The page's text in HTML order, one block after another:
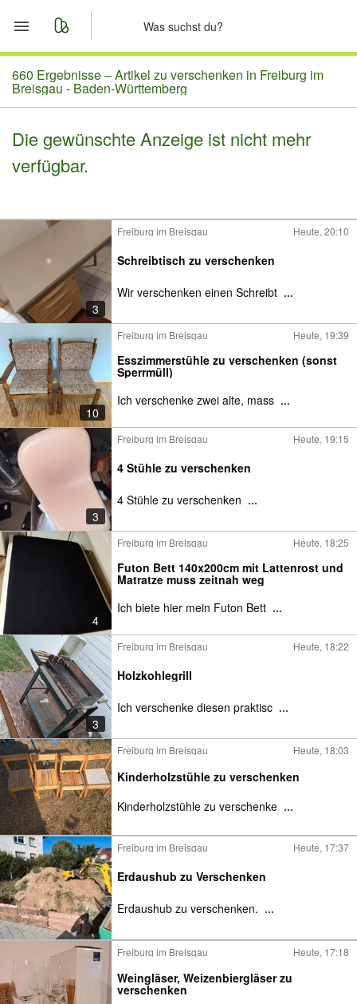
Start
Merkliste
Nachrichten
660 Ergebnisse –Artikel zu verschenken in Freiburg im
Breisgau - Baden-Württemberg
Die gewünschte Anzeige ist nicht mehr
verfügbar.
3
Freiburg im Breisgau Heute, 20:10
Schreibtisch zu verschenken
Wir verschenken einen Schreibt ...
10
Freiburg im Breisgau Heute, 19:39
Esszimmerstühle zu verschenken (sonst
Sperrmüll)
Ich verschenke zwei alte, mass ...
3
Freiburg im Breisgau Heute, 19:15
4 Stühle zu verschenken
4 Stühle zu verschenken ...
4
Freiburg im Breisgau Heute, 18:25
Futon Bett 140x200cm mit Lattenrost und
Matratze muss zeitnah weg
Ich biete hier mein Futon Bett ...
3
Freiburg im Breisgau Heute, 18:22
Holzkohlegrill
Ich verschenke diesen praktisc ...
Freiburg im Breisgau Heute, 18:03
Kinderholzstühle zu verschenken
Kinderholzstühle zu verschenke ...
Freiburg im Breisgau Heute, 17:37
Erdaushub zu Verschenken
Erdaushub zu verschenken. ...
Freiburg im Breisgau Heute, 17:18
Weingläser, Weizenbiergläser zu
verschenken